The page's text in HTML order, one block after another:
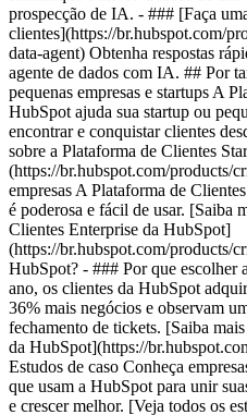
prospecção de IA. - ### [Faça
clientes](https://br.hubspot.com/
data-agent) Obtenha respostas
agente de dados com IA. ## Por
pequenas empresas e startups A
HubSpot ajuda sua startup ou
encontrar e conquistar clientes
sobre a Plataforma de Clientes
(https://br.hubspot.com/products/
empresas A Plataforma de
é poderosa e fácil de usar. [Saiba
Clientes Enterprise da HubSpot]
(https://br.hubspot.com/products/
HubSpot? - ### Por que escolher
ano, os clientes da HubSpot
36% mais negócios e observam
fechamento de tickets. [Saiba
da HubSpot](https://
Estudos de caso Conheça
que usam a HubSpot para unir
e crescer melhor. [Veja todos os